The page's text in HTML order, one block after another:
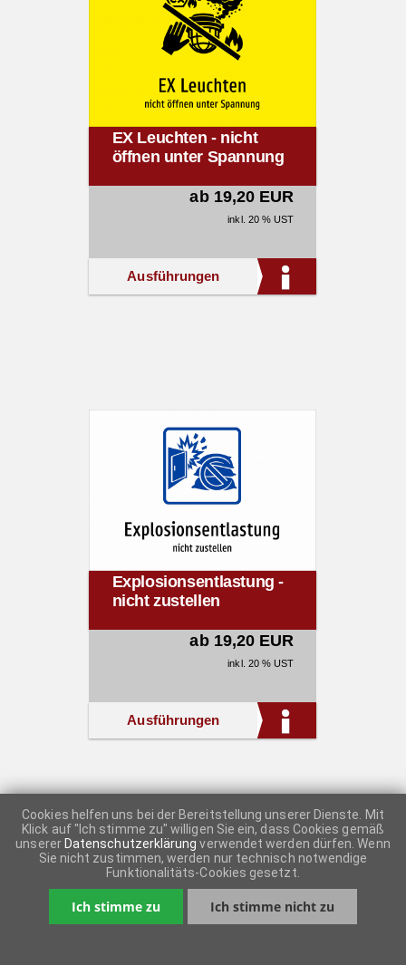
Cookies helfen uns bei der Bereitstellung unserer Dienste. Mit
Klick auf "Ich stimme zu" willigen Sie ein, dass Cookies gemäß
unserer Datenschutzerklärung verwendet werden dürfen. Wenn
Sie nicht zustimmen, werden nur technisch notwendige
Funktionalitäts-Cookies gesetzt.
Ich stimme zu Ich stimme nicht zu
EX Leuchten - nicht
öffnen unter Spannung
ab 19,20 EUR
inkl. 20 % UST
Ausführungen
Explosionsentlastung -
nicht zustellen
ab 19,20 EUR
inkl. 20 % UST
Ausführungen